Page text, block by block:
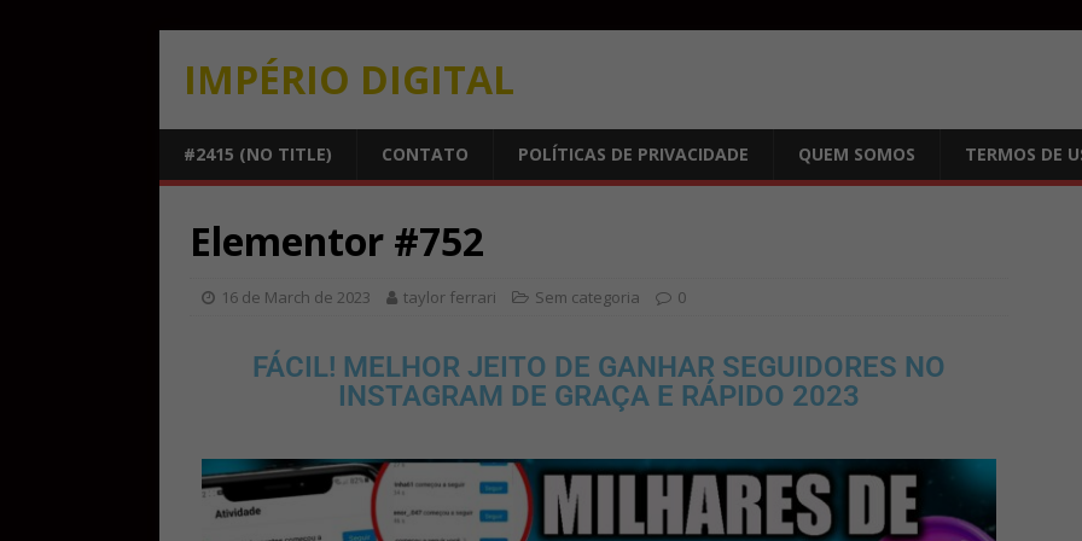
IMPÉRIO DIGITAL
#2415 (NO TITLE) CONTATO POLÍTICAS DE PRIVACIDADE QUEM SOMOS TERMOS DE
Elementor #752
16 de March de 2023 taylor ferrari Sem categoria 0
FÁCIL! MELHOR JEITO DE GANHAR SEGUIDORES NO
INSTAGRAM DE GRAÇA E RÁPIDO 2023